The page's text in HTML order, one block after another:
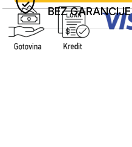
BEZ GARANCIJE